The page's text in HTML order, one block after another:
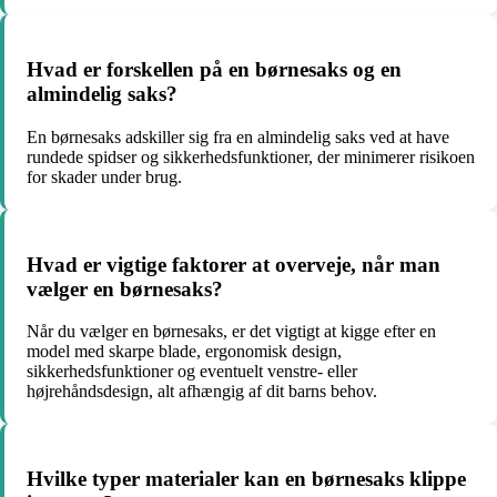
Hvad er forskellen på en børnesaks og en
almindelig saks?
En børnesaks adskiller sig fra en almindelig saks ved at have
rundede spidser og sikkerhedsfunktioner, der minimerer risikoen
for skader under brug.
Hvad er vigtige faktorer at overveje, når man
vælger en børnesaks?
Når du vælger en børnesaks, er det vigtigt at kigge efter en
model med skarpe blade, ergonomisk design,
sikkerhedsfunktioner og eventuelt venstre- eller
højrehåndsdesign, alt afhængig af dit barns behov.
Hvilke typer materialer kan en børnesaks klippe